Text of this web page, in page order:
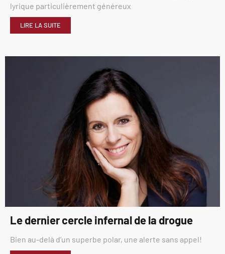
lyrique particulièrement généreux
LIRE LA SUITE
Le dernier cercle infernal de la drogue
Bien au-delà d’un superbe polar, une alerte sans appel!